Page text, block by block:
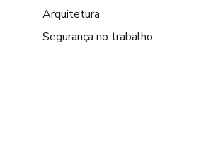
Arquitetura
Segurança no trabalho